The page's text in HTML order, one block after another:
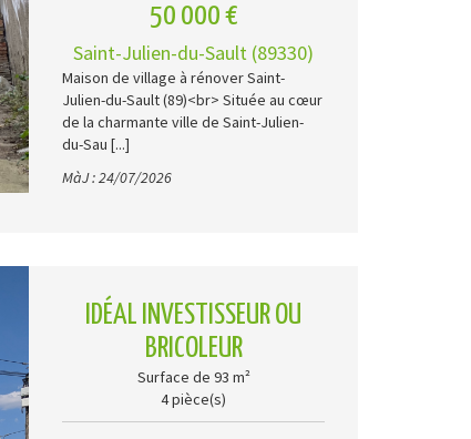
50 000 €
Saint-Julien-du-Sault (89330)
Maison de village à rénover Saint-
Julien-du-Sault (89)<br> Située au cœur
de la charmante ville de Saint-Julien-
du-Sau [...]
MàJ : 24/07/2026
IDÉAL INVESTISSEUR OU
BRICOLEUR
Surface de 93 m²
4 pièce(s)